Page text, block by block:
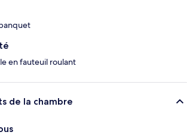
en fauteuil roulant
de la chambre